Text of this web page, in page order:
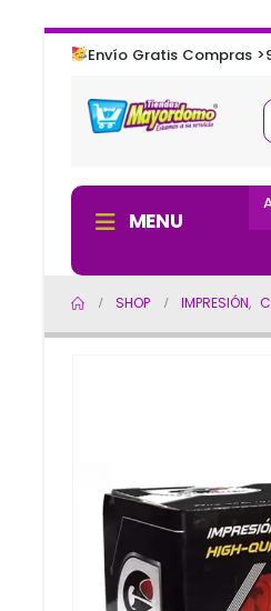
Envío Gratis Compras
MENU
SHOP IMPRESIÓN,